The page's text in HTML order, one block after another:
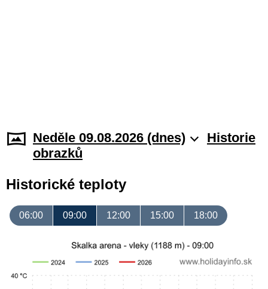
Neděle 09.08.2026 (dnes)
Historie
obrazků
Historické teploty
06:00 09:00 12:00 15:00 18:00